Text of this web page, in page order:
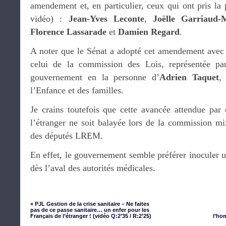
amendement et, en particulier, ceux qui ont pris
vidéo) : Jean-Yves Leconte,Joëlle Garriaud-
Florence Lassarade et Damien Regard.
A noter que le Sénat a adopté cet amendement
celui de la commission des Lois, représentée
gouvernement en la personne d’Adrien Taquet,
l’Enfance et des familles.
Je crains toutefois que cette avancée attendue
l’étranger ne soit balayée lors de la commission
des députés LREM.
En effet, le gouvernement semble préférer inoculer
dès l’aval des autorités médicales.
« PJL Gestion de la crise sanitaire – Ne faites
pas de ce passe sanitaire… un enfer pour les
Français de l’étranger ! (vidéo Q:2’35 / R:2’25)